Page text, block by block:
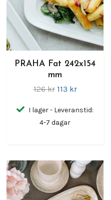
PRAHA Fat 242x154
mm
126 kr 113 kr
I lager - Leveranstid:
4-7 dagar